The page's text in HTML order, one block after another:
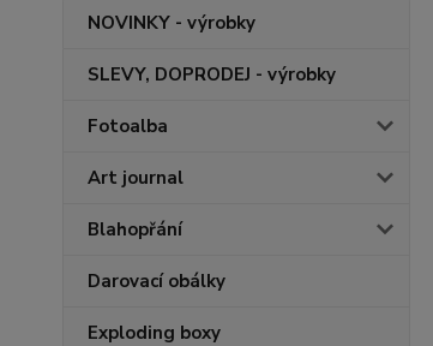
NOVINKY - výrobky
SLEVY, DOPRODEJ - výrobky
Fotoalba
Art journal
Blahopřání
Darovací obálky
Exploding boxy